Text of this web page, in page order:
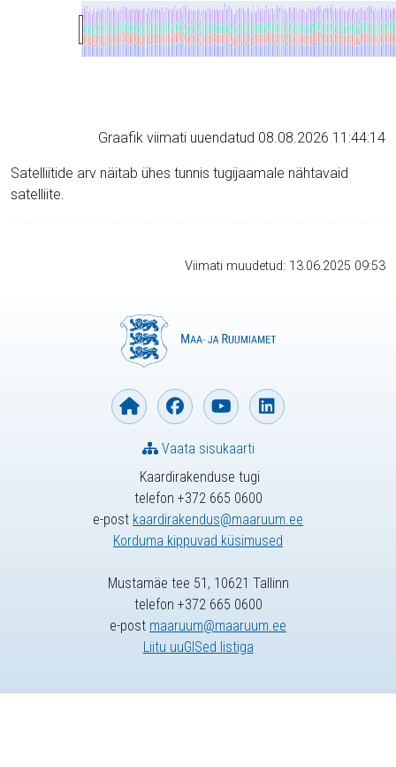
Graafik viimati uuendatud 08.08.2026 11:44:14
Satelliitide arv näitab ühes tunnis tugijaamale nähtavaid
satelliite.
Viimati muudetud: 13.06.2025 09:53
Kaardirakenduse tugi
telefon +372 665 0600
e-post kaardirakendus@maaruum.ee
Korduma kippuvad küsimused
Vaata sisukaarti
Mustamäe tee 51, 10621 Tallinn
telefon +372 665 0600
e-post maaruum@maaruum.ee
Liitu uuGISed listiga